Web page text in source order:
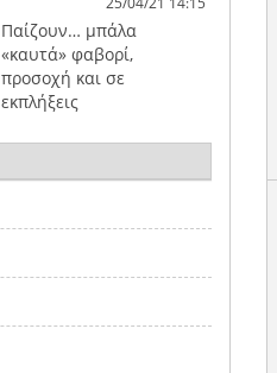
Παίζουν… μπάλα
«καυτά» φαβορί,
προσοχή και σε
εκπλήξεις